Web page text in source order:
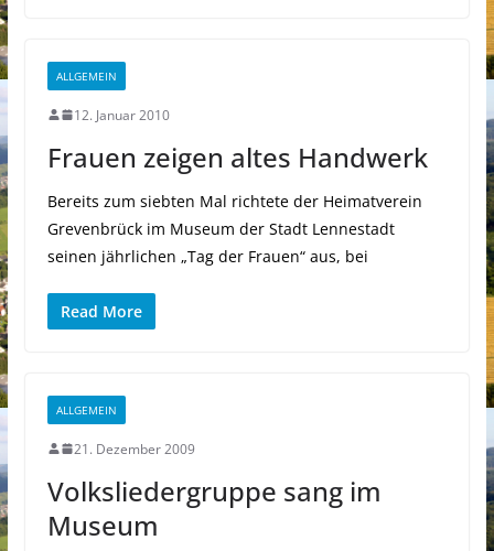
ALLGEMEIN
12. Januar 2010
Frauen zeigen altes Handwerk
Bereits zum siebten Mal richtete der Heimatverein
Grevenbrück im Museum der Stadt Lennestadt
seinen jährlichen „Tag der Frauen“ aus, bei
Read More
ALLGEMEIN
21. Dezember 2009
Volksliedergruppe sang im
Museum